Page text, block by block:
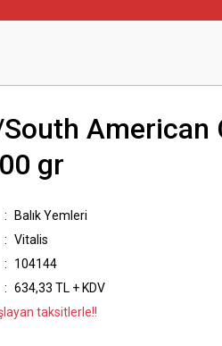
American
gr
Balık Yemleri
Vitalis
104144
634,33 TL + KDV
taksitlerle!!